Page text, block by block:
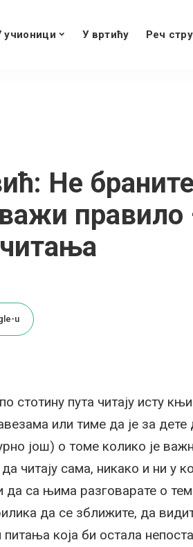
учионици У вртићу Реч
Не
правило
u
пута читају исту
или тиме да је за
још) о томе колико је
читају сама, никако и ни у
да са њима разговарате о
да се зближите, да
која би остала